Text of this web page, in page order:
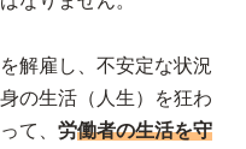
解雇し、不安定な状況
の生活（人生）を狂わ
て、 労働者の生活を守